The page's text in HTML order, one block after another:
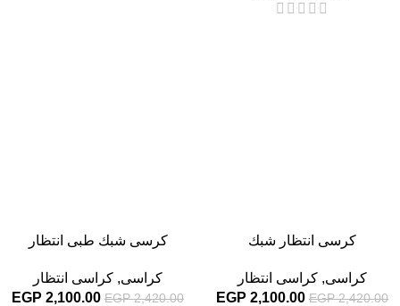
كرسى انتظار شبك
كراسى, كراسى انتظار
EGP2,420.00
EGP 2,100.00
كرسى شبك طبى انتظار
كراسى, كراسى انتظار
EGP2,420.00
EGP 2,100.00